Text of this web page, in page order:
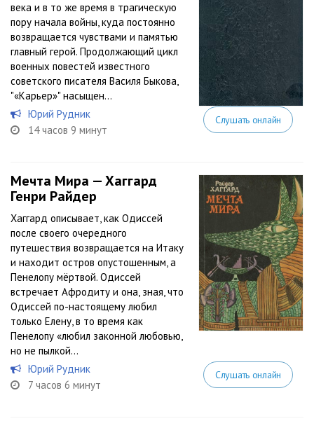
века и в то же время в трагическую
пору начала войны, куда постоянно
возвращается чувствами и памятью
главный герой. Продолжающий цикл
военных повестей известного
советского писателя Василя Быкова,
"«Карьер»" насыщен...
Юрий Рудник
14 часов 9 минут
Слушать онлайн
Мечта Мира — Хаггард
Генри Райдер
Хаггард описывает, как Одиссей
после своего очередного
путешествия возвращается на Итаку
и находит остров опустошенным, а
Пенелопу мёртвой. Одиссей
встречает Афродиту и она, зная, что
Одиссей по-настоящему любил
только Елену, в то время как
Пенелопу «любил законной любовью,
но не пылкой...
Юрий Рудник
7 часов 6 минут
Слушать онлайн